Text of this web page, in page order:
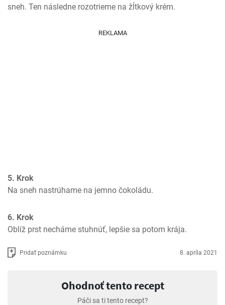
sneh. Ten následne rozotrieme na žĺtkový krém.
REKLAMA
5. Krok
Na sneh nastrúhame na jemno čokoládu.
6. Krok
Oblíž prst necháme stuhnúť, lepšie sa potom krája.
Pridať poznámku 8. apríla 2021
Ohodnoť tento recept
Páči sa ti tento recept?